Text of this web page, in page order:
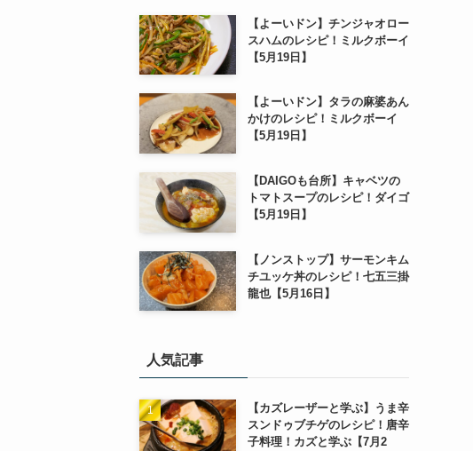
【よーいドン】チンジャオロー
スハムのレシピ！ミルクボーイ
【5月19日】
【よーいドン】タラの麻婆あん
かけのレシピ！ミルクボーイ
【5月19日】
【DAIGOも台所】キャベツの
トマトスープのレシピ！ダイゴ
【5月19日】
【ノンストップ】サーモンキム
チユッケ丼のレシピ！七五三掛
龍也【5月16日】
人気記事
【カズレーザーと学ぶ】うま辛
スンドゥブチゲのレシピ！唐辛
子料理！カズと学ぶ【7月2